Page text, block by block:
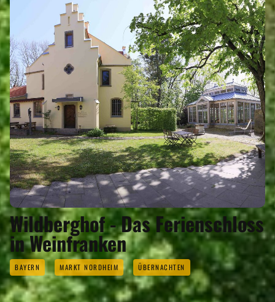
Wildberghof - Das Ferienschloss
in Weinfranken
BAYERN MARKT NORDHEIM ÜBERNACHTEN